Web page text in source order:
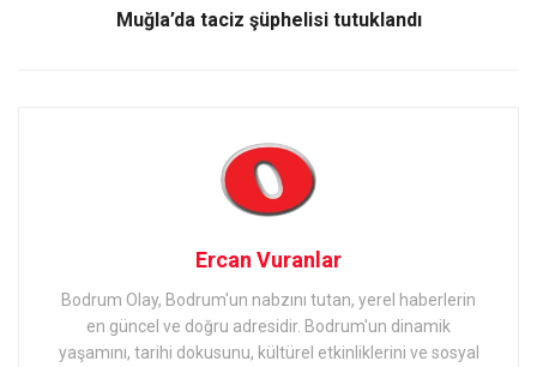
Muğla’da taciz şüphelisi tutuklandı
Ercan Vuranlar
Bodrum Olay, Bodrum'un nabzını tutan, yerel haberlerin
en güncel ve doğru adresidir. Bodrum'un dinamik
yaşamını, tarihi dokusunu, kültürel etkinliklerini ve sosyal